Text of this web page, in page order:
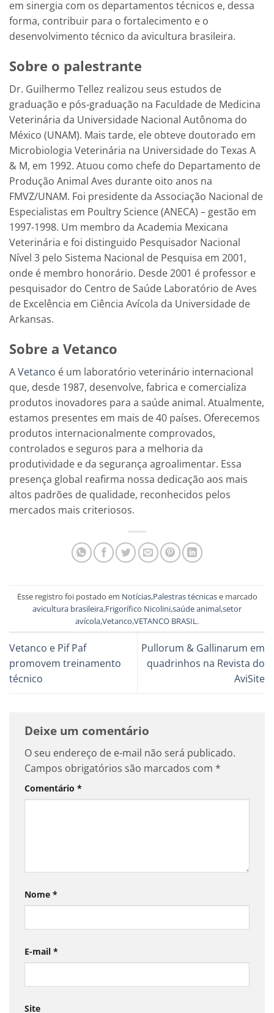
em sinergia com os departamentos técnicos e, dessa
forma, contribuir para o fortalecimento e o
desenvolvimento técnico da avicultura brasileira.
Sobre o palestrante
Dr. Guilhermo Tellez realizou seus estudos de
graduação e pós-graduação na Faculdade de Medicina
Veterinária da Universidade Nacional Autônoma do
México (UNAM). Mais tarde, ele obteve doutorado em
Microbiologia Veterinária na Universidade do Texas A
& M, em 1992. Atuou como chefe do Departamento de
Produção Animal Aves durante oito anos na
FMVZ/UNAM. Foi presidente da Associação Nacional de
Especialistas em Poultry Science (ANECA) – gestão em
1997-1998. Um membro da Academia Mexicana
Veterinária e foi distinguido Pesquisador Nacional
Nível 3 pelo Sistema Nacional de Pesquisa em 2001,
onde é membro honorário. Desde 2001 é professor e
pesquisador do Centro de Saúde Laboratório de Aves
de Excelência em Ciência Avícola da Universidade de
Arkansas.
Sobre a Vetanco
AVetanco é um laboratório veterinário internacional
que, desde 1987, desenvolve, fabrica e comercializa
produtos inovadores para a saúde animal. Atualmente,
estamos presentes em mais de 40 países. Oferecemos
produtos internacionalmente comprovados,
controlados e seguros para a melhoria da
produtividade e da segurança agroalimentar. Essa
presença global reafirma nossa dedicação aos mais
altos padrões de qualidade, reconhecidos pelos
mercados mais criteriosos.
Esse registro foi postado em Notícias,Palestras técnicase marcado
avicultura brasileira,Frigorífico Nicolini,saúde animal,setor
avícola,Vetanco,VETANCO BRASIL.
Vetanco e Pif Paf
promovem treinamento
técnico
Pullorum & Gallinarum em
quadrinhos na Revista do
AviSite
Deixe um comentário
O seu endereço de e-mail não será publicado.
Campos obrigatórios são marcados com *
Comentário *
Nome *
E-mail *
Site